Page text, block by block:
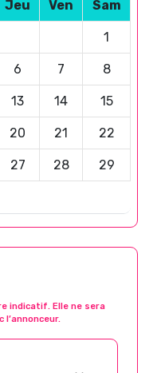
Jeu Ven Sam
1
6 7 8
13 14 15
20 21 22
27 28 29
indicatif. Elle ne sera
l’annonceur.